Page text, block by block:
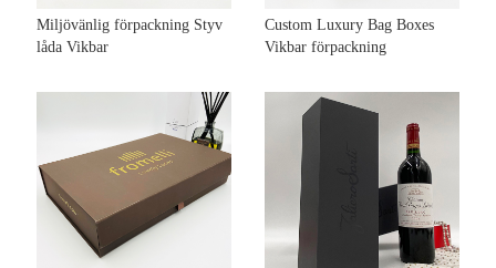
Miljövänlig förpackning Styv
låda Vikbar
Custom Luxury Bag Boxes
Vikbar förpackning